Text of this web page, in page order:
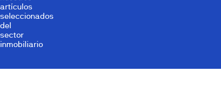
artículos
seleccionados
del
sector
inmobiliario